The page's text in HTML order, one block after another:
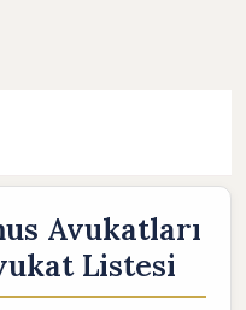
Avukatları
Listesi